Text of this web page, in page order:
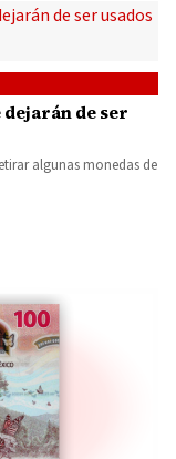
dejarán de ser
algunas monedas de